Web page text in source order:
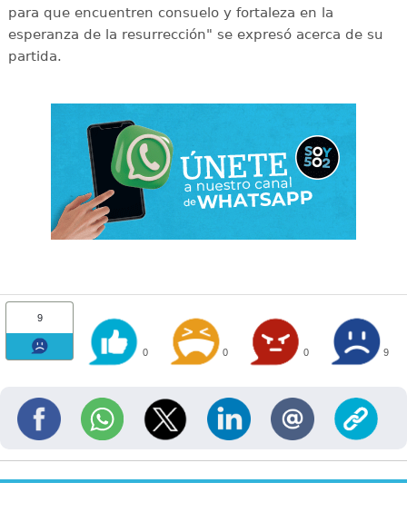
para que encuentren consuelo y fortaleza en la
esperanza de la resurrección" se expresó acerca de su
partida.
9
0 0 0 9